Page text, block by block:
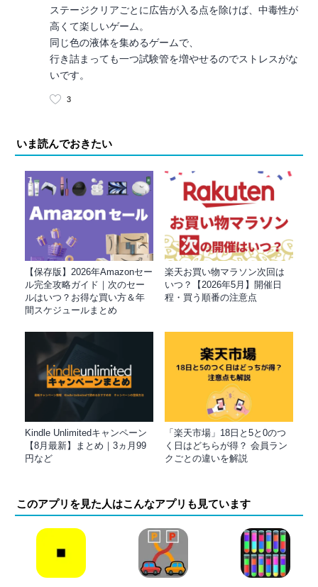
ステージクリアごとに広告が入る点を除けば、中毒性が
高くて楽しいゲーム。
同じ色の液体を集めるゲームで、
行き詰まっても一つ試験管を増やせるのでストレスがな
いです。
3
いま読んでおきたい
【保存版】2026年Amazonセー
ル完全攻略ガイド｜次のセー
ルはいつ？お得な買い方＆年
間スケジュールまとめ
楽天お買い物マラソン次回は
いつ？【2026年5月】開催日
程・買う順番の注意点
Kindle Unlimitedキャンペーン
【8月最新】まとめ｜3ヵ月99
円など
「楽天市場」18日と5と0のつ
く日はどちらが得？ 会員ラン
クごとの違いを解説
このアプリを見た人はこんなアプリも見ています